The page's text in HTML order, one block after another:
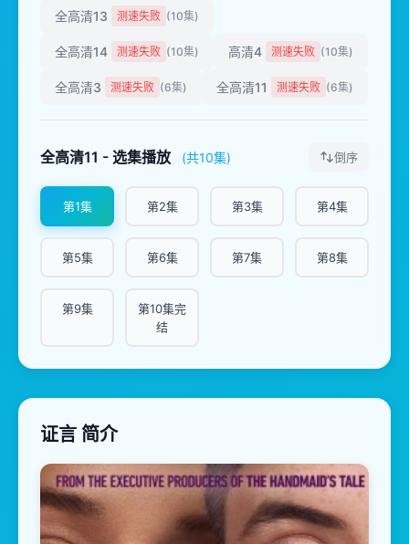
全高清13 测速失败 (10集)
全高清14 测速失败 (10集) 高清4 测速失败 (10集)
全高清3 测速失败 (6集) 全高清11 测速失败 (6集)
全高清11 - 选集播放 (共10集) 倒序
第1集 第2集 第3集 第4集
第5集 第6集 第7集 第8集
第9集
第10集完
结
证言 简介